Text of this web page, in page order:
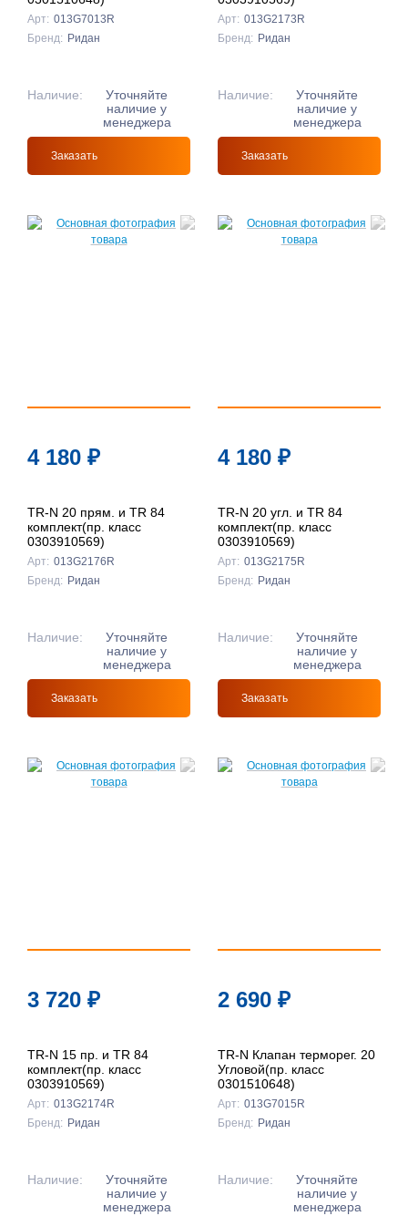
Арт: 013G7013R
Бренд: Ридан
Наличие:
Уточняйте
наличие у
менеджера
Заказать
Арт: 013G2173R
Бренд: Ридан
Наличие:
Уточняйте
наличие у
менеджера
Заказать
4 180 ₽
TR-N 20 прям. и TR 84
комплект(пр. класс
0303910569)
Арт: 013G2176R
Бренд: Ридан
Наличие:
Уточняйте
наличие у
менеджера
Заказать
4 180 ₽
TR-N 20 угл. и TR 84
комплект(пр. класс
0303910569)
Арт: 013G2175R
Бренд: Ридан
Наличие:
Уточняйте
наличие у
менеджера
Заказать
3 720 ₽
TR-N 15 пр. и TR 84
комплект(пр. класс
0303910569)
Арт: 013G2174R
Бренд: Ридан
Наличие:
Уточняйте
наличие у
менеджера
2 690 ₽
TR-N Клапан терморег. 20
Угловой(пр. класс
0301510648)
Арт: 013G7015R
Бренд: Ридан
Наличие:
Уточняйте
наличие у
менеджера